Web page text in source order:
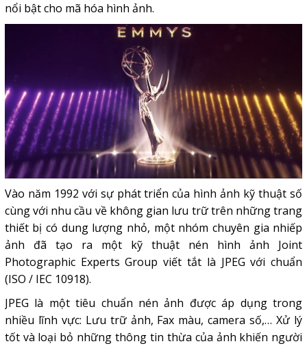
nổi bật cho mã hóa hình ảnh.
Vào năm 1992 với sự phát triển của hình ảnh kỹ thuật số
cùng với nhu cầu về không gian lưu trữ trên những trang
thiết bị có dung lượng nhỏ, một nhóm chuyên gia nhiếp
ảnh đã tạo ra một kỹ thuật nén hình ảnh Joint
Photographic Experts Group viết tắt là JPEG với chuẩn
(ISO / IEC 10918).
JPEG là một tiêu chuẩn nén ảnh được áp dụng trong
nhiều lĩnh vực: Lưu trữ ảnh, Fax màu, camera số,… Xử lý
tốt và loại bỏ những thông tin thừa của ảnh khiến người